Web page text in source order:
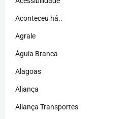
Aconteceu há..
Agrale
Águia Branca
Alagoas
Aliança
Aliança Transportes